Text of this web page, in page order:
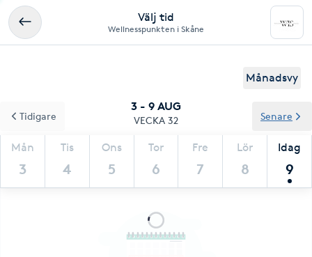
Välj tid
Wellnesspunkten i Skåne
Månadsvy
3 - 9 AUG
VECKA 32
Mån
3
Tis
4
Ons
5
Tor
6
Fre
7
Lör
8
Idag
9
Tidigare Senare